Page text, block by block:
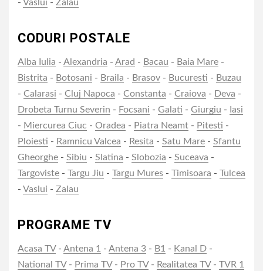
- Vaslui - Zalau
CODURI POSTALE
Alba Iulia - Alexandria - Arad - Bacau - Baia Mare -
Bistrita - Botosani - Braila - Brasov - Bucuresti - Buzau
- Calarasi - Cluj Napoca - Constanta - Craiova - Deva -
Drobeta Turnu Severin - Focsani - Galati - Giurgiu - Iasi
- Miercurea Ciuc - Oradea - Piatra Neamt - Pitesti -
Ploiesti - Ramnicu Valcea - Resita - Satu Mare - Sfantu
Gheorghe - Sibiu - Slatina - Slobozia - Suceava -
Targoviste - Targu Jiu - Targu Mures - Timisoara - Tulcea
- Vaslui - Zalau
PROGRAME TV
Acasa TV- Antena 1 - Antena 3 - B1 - Kanal D -
National TV- Prima TV- Pro TV- Realitatea TV- TVR 1